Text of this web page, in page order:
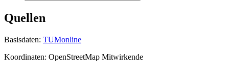
Quellen
Basisdaten: TUMonline
Koordinaten: OpenStreetMap Mitwirkende